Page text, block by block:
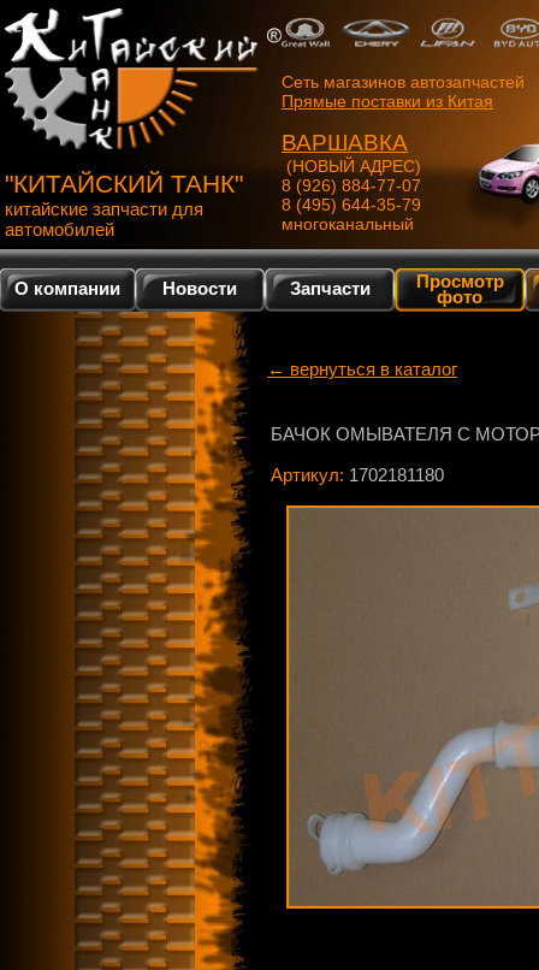
"КИТАЙСКИЙ ТАНК"
китайские запчасти для
автомобилей
Сеть магазинов автозапчастей
Прямые поставки из Китая
ВАРШАВКА
(НОВЫЙ АДРЕС)
8 (926) 884-77-07
8 (495) 644-35-79
многоканальный
О компании Новости Запчасти Просмотр
фото
← вернуться в каталог
БАЧОК ОМЫВАТЕЛЯ С
Артикул: 1702181180